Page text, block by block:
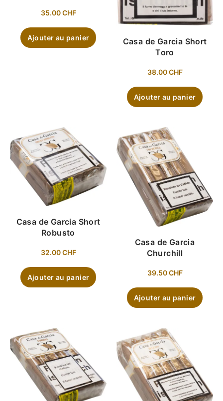
35.00CHF
Ajouter au panier
Casa de Garcia Short
Toro
38.00CHF
Ajouter au panier
Casa de Garcia Short
Robusto
32.00CHF
Ajouter au panier
Casa de Garcia
Churchill
39.50CHF
Ajouter au panier